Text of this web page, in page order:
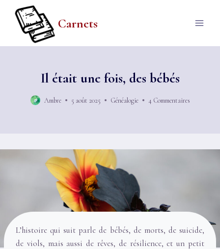
contenu
Carnets
Il était une fois, des bébés
Ambre 5 août 2025 Généalogie 4 Commentaires
L’histoire qui suit parle de bébés, de morts, de suicide,
de viols, mais aussi de rêves, de résilience, et un petit